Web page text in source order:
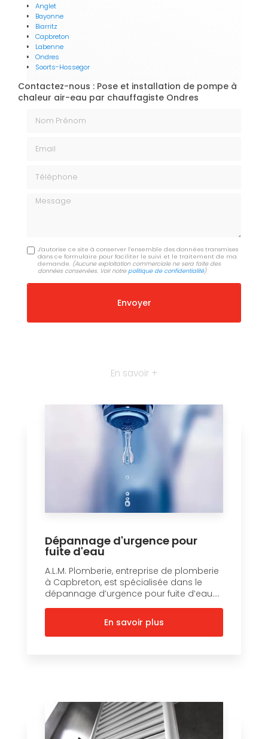
Anglet
Bayonne
Biarritz
Capbreton
Labenne
Ondres
Soorts-Hossegor
Contactez-nous : Pose et installation de pompe à
chaleur air-eau par chauffagiste Ondres
Message
J'autorise ce site à conserver l'ensemble des données transmises
dans ce formulaire pour faciliter le suivi et le traitement de ma
demande. (Aucune exploitation commerciale ne sera faite des
données conservées. Voir notrepolitique de confidentialité)
En savoir +
Dépannage d'urgence pour
fuite d'eau
A.L.M. Plomberie, entreprise de plomberie
à Capbreton, est spécialisée dans le
dépannage d’urgence pour fuite d’eau....
En savoir plus